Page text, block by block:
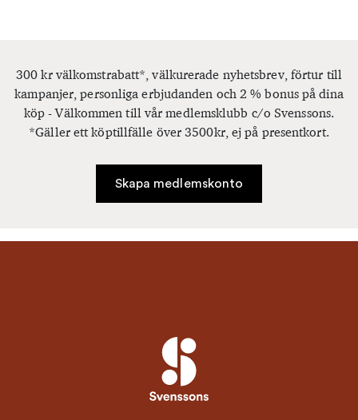
300 kr välkomstrabatt*, välkurerade nyhetsbrev, förtur till
kampanjer, personliga erbjudanden och 2 % bonus på dina
köp - Välkommen till vår medlemsklubb c/o Svenssons.
*Gäller ett köptillfälle över 3500kr, ej på presentkort.
Skapa medlemskonto